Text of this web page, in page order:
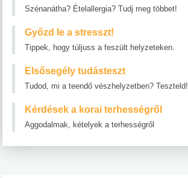
Szénanátha? Ételallergia? Tudj meg többet!
Győzd le a stresszt!
Tippek, hogy túljuss a feszült helyzeteken.
Elsősegély tudásteszt
Tudod, mi a teendő vészhelyzetben? Teszteld!
Kérdések a korai terhességről
Aggodalmak, kételyek a terhességről